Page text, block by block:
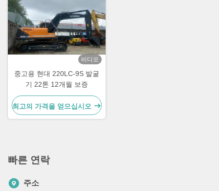
비디오
중고용 현대 220LC-9S 발굴
기 22톤 12개월 보증
최고의 가격을 얻으십시오
빠른 연락
주소